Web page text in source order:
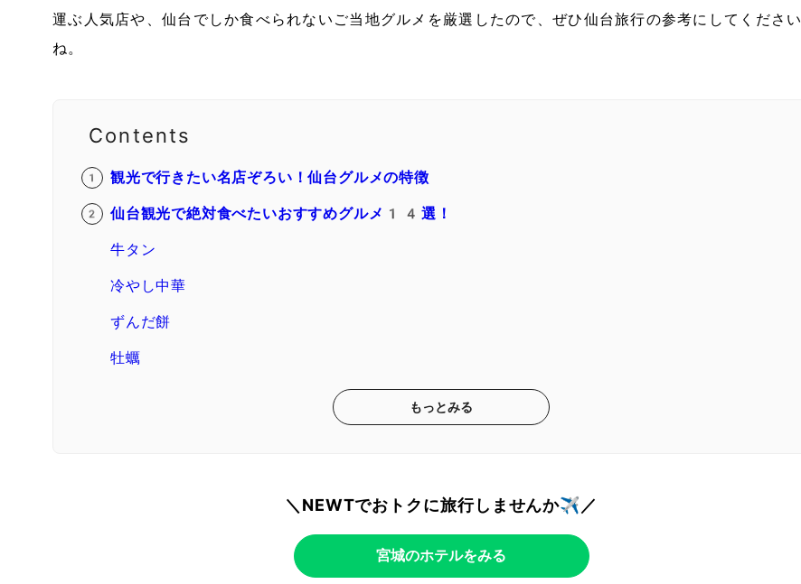
運ぶ人気店や、仙台でしか食べられないご当地グルメを厳選したので、ぜひ仙台旅行の参考にしてください
ね。
Contents
観光で行きたい名店ぞろい！仙台グルメの特徴
仙台観光で絶対食べたいおすすめグルメ14選！
牛タン
冷やし中華
ずんだ餅
牡蠣
もっとみる
＼NEWTでおトクに旅行しませんか✈️／
宮城のホテルをみる